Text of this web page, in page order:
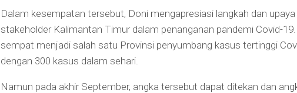
Dalam kesempatan tersebut, Doni mengapresiasi langkah dan
stakeholder Kalimantan Timur dalam penanganan pandemi Covid-
sempat menjadi salah satu Provinsi penyumbang kasus tertinggi
dengan 300 kasus dalam sehari.
Namun pada akhir September, angka tersebut dapat ditekan dan